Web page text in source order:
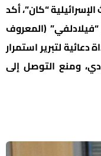
“كان”، أكد
(المعروف
لتبرير استمرار
ومنع التوصل إلى